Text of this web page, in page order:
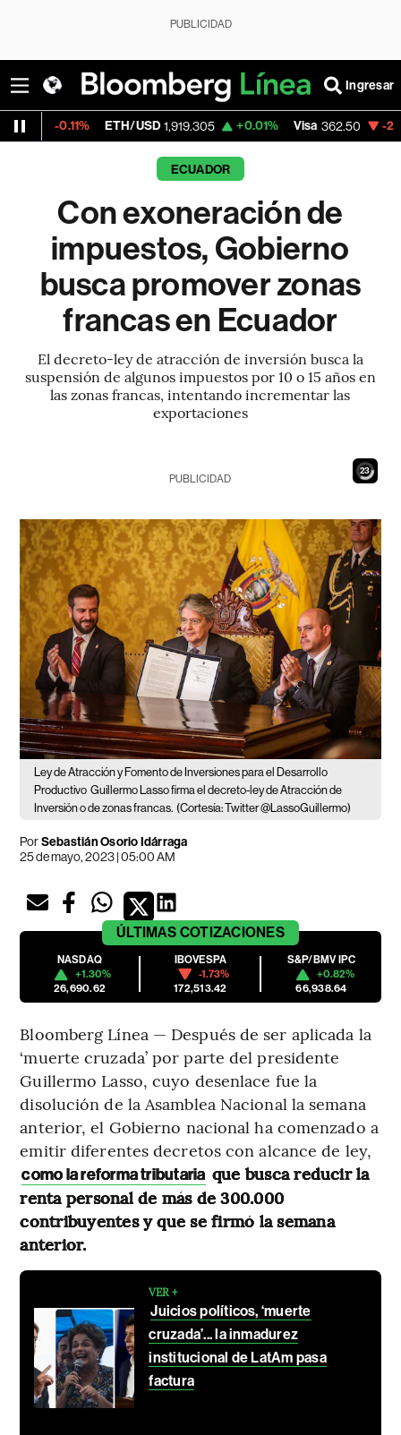
PUBLICIDAD
Ingresar
ETH/USD 1,919.305 +0.01% Visa 362.50 -2.15%
ECUADOR
Con exoneración de
impuestos, Gobierno
busca promover zonas
francas en Ecuador
El decreto-ley de atracción de inversión busca la
suspensión de algunos impuestos por 10 o 15 años en
las zonas francas, intentando incrementar las
exportaciones
21
PUBLICIDAD
Ley de Atracción y Fomento de Inversiones para el Desarrollo
Productivo Guillermo Lasso firma el decreto-ley de Atracción de
Inversión o de zonas francas. (Cortesía: Twitter @LassoGuillermo)
PorSebastián Osorio Idárraga
25 de mayo, 2023 | 05:00 AM
ÚLTIMAS COTIZACIONES
NASDAQ
+1.30%
26,690.62
IBOVESPA
-1.73%
172,513.42
S&P/BMV IPC
+0.82%
66,938.64
Bloomberg Línea — Después de ser aplicada la
‘muerte cruzada’ por parte del presidente
Guillermo Lasso, cuyo desenlace fue la
disolución de la Asamblea Nacional la semana
anterior, el Gobierno nacional ha comenzado a
emitir diferentes decretos con alcance de ley,
como la reforma tributaria que busca reducir la
renta personal de más de 300.000
contribuyentes y que se firmó la semana
anterior.
VER +
Juicios políticos, ‘muerte
cruzada’... la inmadurez
institucional de LatAm pasa
factura